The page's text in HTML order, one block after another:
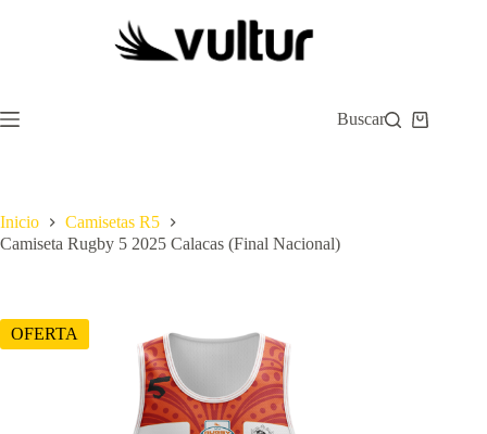
Buscar
Carro
Inicio
Camisetas R5
Camiseta Rugby 5 2025 Calacas (Final Nacional)
OFERTA